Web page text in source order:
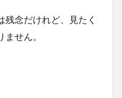
念だけれど、見たく
せん。